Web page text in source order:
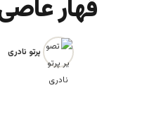
قهار
پرتو نادری